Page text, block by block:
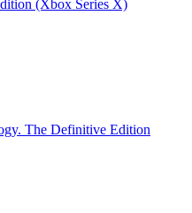
(Xbox Series X)
The Definitive Edition